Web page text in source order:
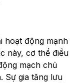
hoạt động mạnh
này, cơ thể điều
mạch chủ
Sự gia tăng lưu